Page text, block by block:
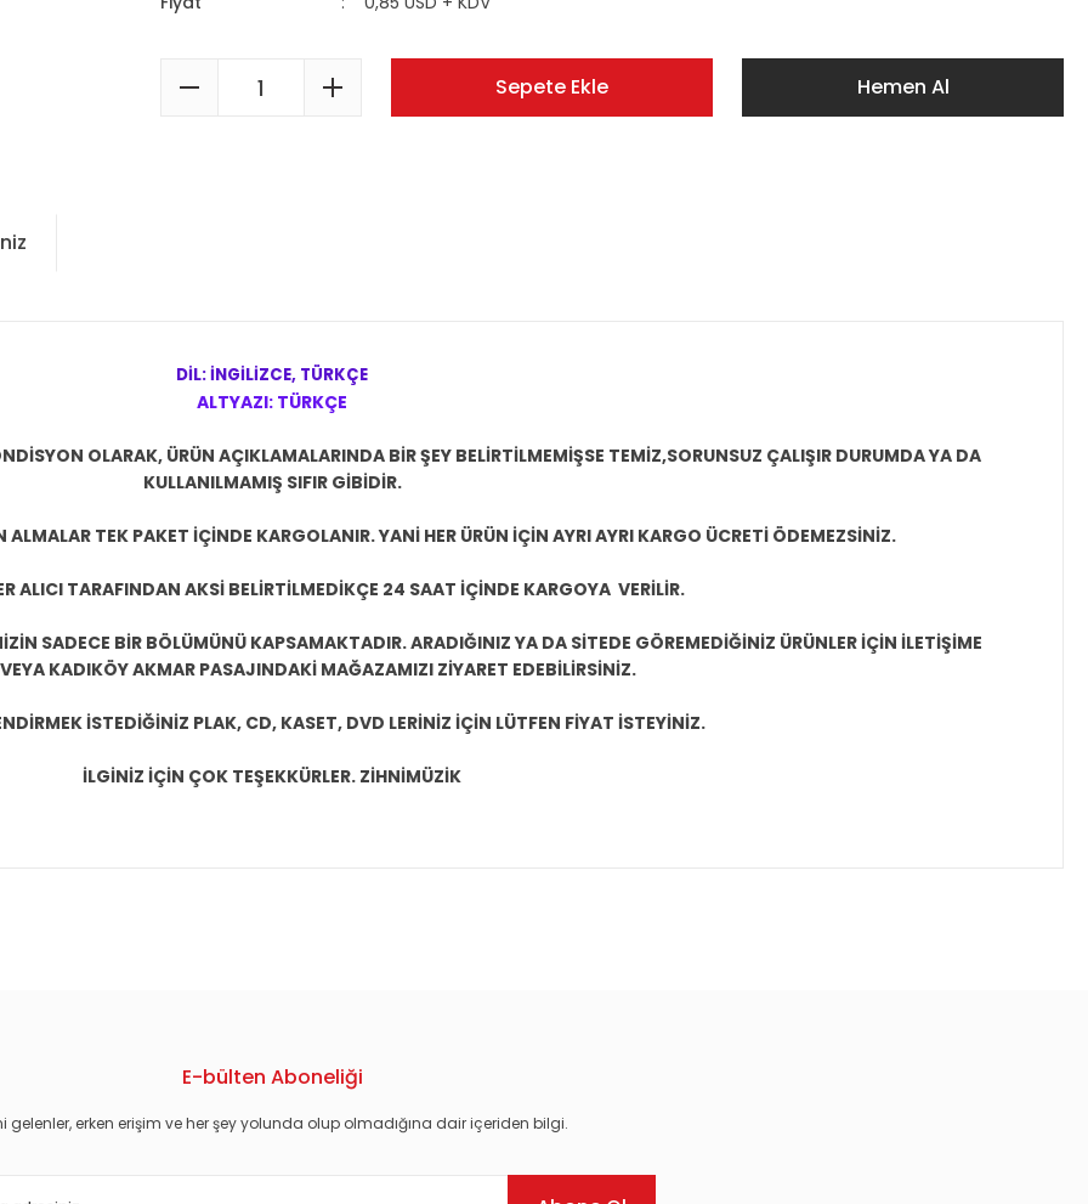
Sepete Ekle Hemen Al
DİL: İNGİLİZCE, TÜRKÇE
ALTYAZI: TÜRKÇE
OLARAK, ÜRÜN AÇIKLAMALARINDA BİR ŞEY BELİRTİLMEMİŞSE TEMİZ,SORUNSUZ ÇALIŞIR DURUMDA YA DA
KULLANILMAMIŞ SIFIR GİBİDİR.
TEK PAKET İÇİNDE KARGOLANIR. YANİ HER ÜRÜN İÇİN AYRI AYRI KARGO ÜCRETİ ÖDEMEZSİNİZ.
ALICI TARAFINDAN AKSİ BELİRTİLMEDİKÇE 24 SAAT İÇİNDE KARGOYA VERİLİR.
SADECE BİR BÖLÜMÜNÜ KAPSAMAKTADIR. ARADIĞINIZ YA DA SİTEDE GÖREMEDİĞİNİZ ÜRÜNLER İÇİN İLETİŞİME
KADIKÖY AKMAR PASAJINDAKİ MAĞAZAMIZI ZİYARET EDEBİLİRSİNİZ.
İSTEDİĞİNİZ PLAK, CD, KASET, DVD LERİNİZ İÇİN LÜTFEN FİYAT İSTEYİNİZ.
İLGİNİZ İÇİN ÇOK TEŞEKKÜRLER. ZİHNİMÜZİK
E-bülten Aboneliği
gelenler, erken erişim ve her şey yolunda olup olmadığına dair içeriden bilgi.